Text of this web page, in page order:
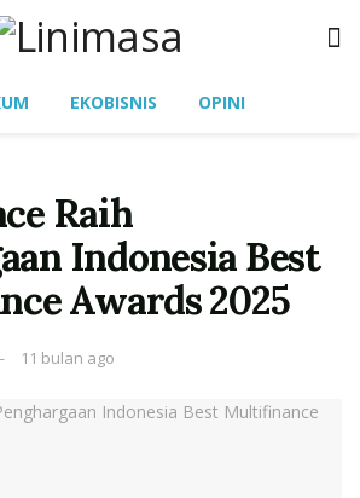
EKOBISNIS OPINI
Raih
Indonesia Best
Awards 2025
11 bulan ago